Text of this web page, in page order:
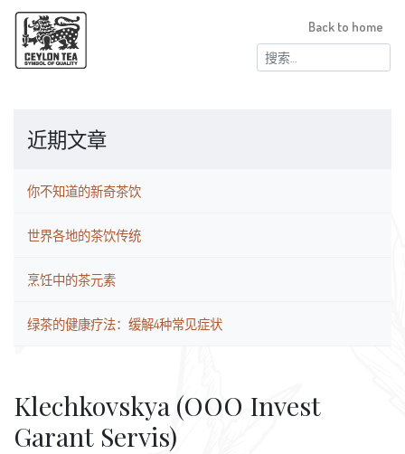
搜
索：
Back to home
近期文章
你不知道的新奇茶饮
世界各地的茶饮传统
烹饪中的茶元素
绿茶的健康疗法：缓解4种常见症状
Klechkovskya (OOO Invest
Garant Servis)